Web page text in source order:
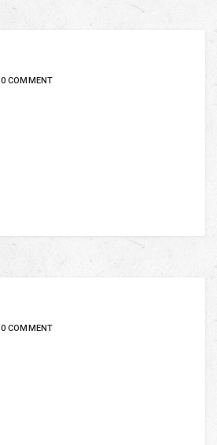
0 COMMENT
0 COMMENT